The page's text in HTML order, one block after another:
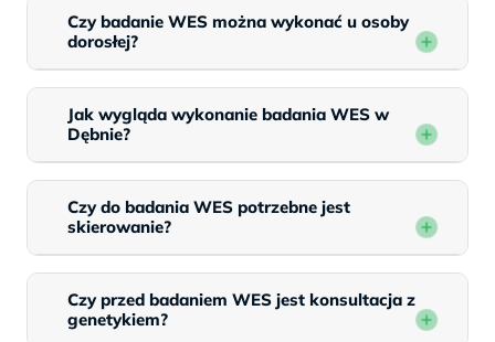
Czy badanie WES można wykonać u osoby
dorosłej?
Jak wygląda wykonanie badania WES w
Dębnie?
Czy do badania WES potrzebne jest
skierowanie?
Czy przed badaniem WES jest konsultacja z
genetykiem?